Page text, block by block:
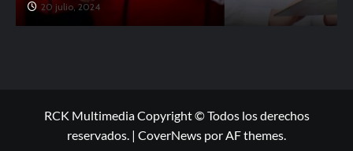
20 julio, 2024
RCK Multimedia Copyright © Todos los derechos
reservados. | CoverNews por AF themes.